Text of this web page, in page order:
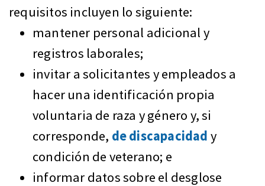
requisitos incluyen lo siguiente:
mantener personal adicional y
registros laborales;
invitar a solicitantes y empleados a
hacer una identificación propia
voluntaria de raza y género y, si
corresponde, de discapacidad y
condición de veterano; e
informar datos sobre el desglose